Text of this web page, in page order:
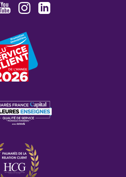
YoutubeInstagram